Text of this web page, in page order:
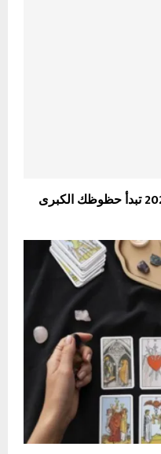
توقعات الدلو بكل طوالعه لعام 2026 تبدأ حظوظك الكبرى